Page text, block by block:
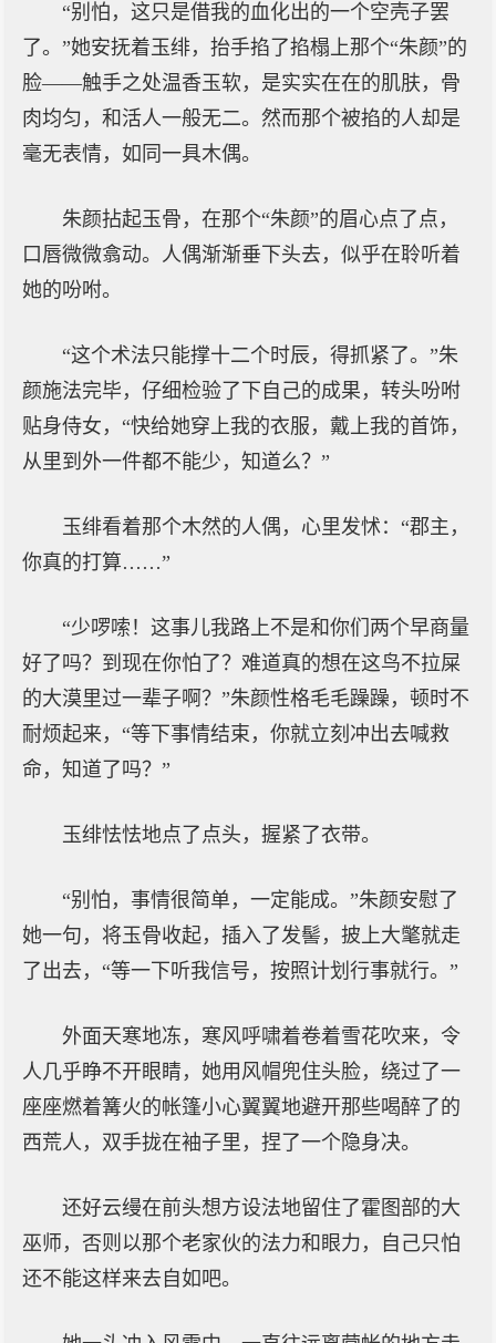
“别怕，这只是借我的血化出的一个空壳子罢
了。”她安抚着玉绯，抬手掐了掐榻上那个“朱颜”的
脸——触手之处温香玉软，是实实在在的肌肤，骨
肉均匀，和活人一般无二。然而那个被掐的人却是
毫无表情，如同一具木偶。
朱颜拈起玉骨，在那个“朱颜”的眉心点了点，
口唇微微翕动。人偶渐渐垂下头去，似乎在聆听着
她的吩咐。
“这个术法只能撑十二个时辰，得抓紧了。”朱
颜施法完毕，仔细检验了下自己的成果，转头吩咐
贴身侍女，“快给她穿上我的衣服，戴上我的首饰，
从里到外一件都不能少，知道么？”
玉绯看着那个木然的人偶，心里发怵：“郡主，
你真的打算……”
“少啰嗦！这事儿我路上不是和你们两个早商量
好了吗？到现在你怕了？难道真的想在这鸟不拉屎
的大漠里过一辈子啊？”朱颜性格毛毛躁躁，顿时不
耐烦起来，“等下事情结束，你就立刻冲出去喊救
命，知道了吗？”
玉绯怯怯地点了点头，握紧了衣带。
“别怕，事情很简单，一定能成。”朱颜安慰了
她一句，将玉骨收起，插入了发髻，披上大氅就走
了出去，“等一下听我信号，按照计划行事就行。”
外面天寒地冻，寒风呼啸着卷着雪花吹来，令
人几乎睁不开眼睛，她用风帽兜住头脸，绕过了一
座座燃着篝火的帐篷小心翼翼地避开那些喝醉了的
西荒人，双手拢在袖子里，捏了一个隐身决。
还好云缦在前头想方设法地留住了霍图部的大
巫师，否则以那个老家伙的法力和眼力，自己只怕
还不能这样来去自如吧。